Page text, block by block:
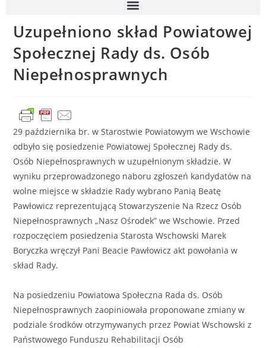
Uzupełniono skład Powiatowej
Społecznej Rady ds. Osób
Niepełnosprawnych
29 października br. w Starostwie Powiatowym we Wschowie
odbyło się posiedzenie Powiatowej Społecznej Rady ds.
Osób Niepełnosprawnych w uzupełnionym składzie. W
wyniku przeprowadzonego naboru zgłoszeń kandydatów na
wolne miejsce w składzie Rady wybrano Panią Beatę
Pawłowicz reprezentującą Stowarzyszenie Na Rzecz Osób
Niepełnosprawnych „Nasz Ośrodek” we Wschowie. Przed
rozpoczęciem posiedzenia Starosta Wschowski Marek
Boryczka wręczył Pani Beacie Pawłowicz akt powołania w
skład Rady.
Na posiedzeniu Powiatowa Społeczna Rada ds. Osób
Niepełnosprawnych zaopiniowała proponowane zmiany w
podziale środków otrzymywanych przez Powiat Wschowski z
Państwowego Funduszu Rehabilitacji Osób